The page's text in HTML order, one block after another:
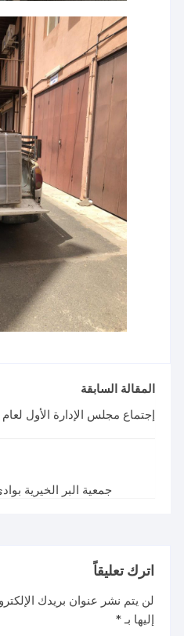
المقالة السابقة
إجتماع مجلس الإدارة الأول لعام 2021 م .
جمعية البر الخيرية بوادي ليه
اترك تعليقاً
لن يتم نشر عنوان بريدك
إليها بـ*